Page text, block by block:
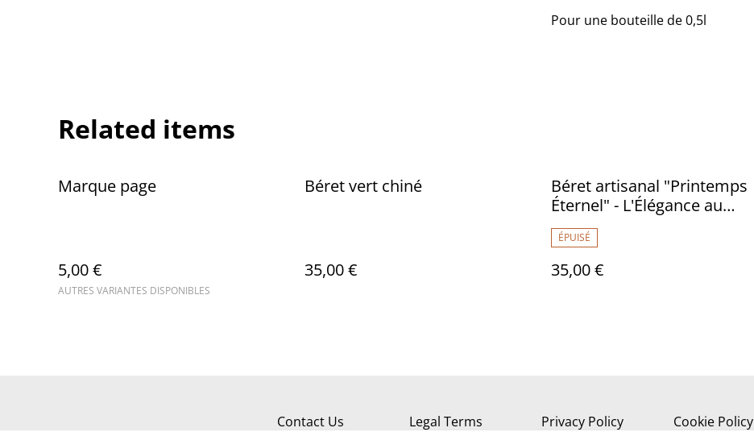
Pour une bouteille de 0,5l
Related items
Marque page
5,00 €
AUTRES VARIANTES DISPONIBLES
Béret vert chiné
35,00 €
Béret artisanal "Printemps
Éternel" - L'Élégance au
ÉPUISÉ
35,00 €
Contact Us Legal Terms Privacy Policy Cookie Policy